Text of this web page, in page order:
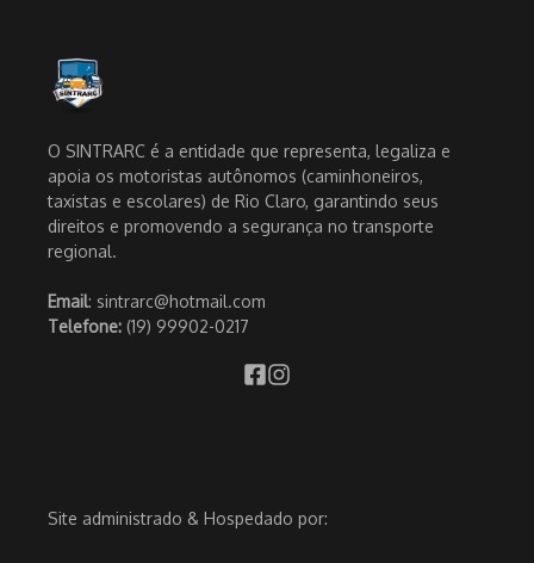
O SINTRARC é a entidade que representa, legaliza e
apoia os motoristas autônomos (caminhoneiros,
taxistas e escolares) de Rio Claro, garantindo seus
direitos e promovendo a segurança no transporte
regional.
Email: sintrarc@hotmail.com
Telefone: (19) 99902-0217
Site administrado & Hospedado por: